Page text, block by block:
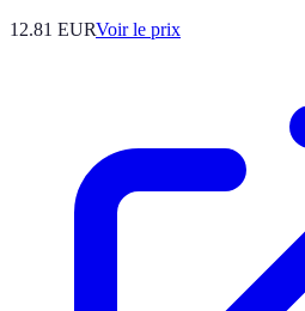
12.81 EURVoir le prix